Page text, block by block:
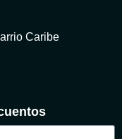
Caribe